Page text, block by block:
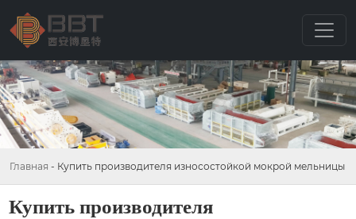
Главная - Купить производителя износостойкой мокрой мельницы
Купить производителя